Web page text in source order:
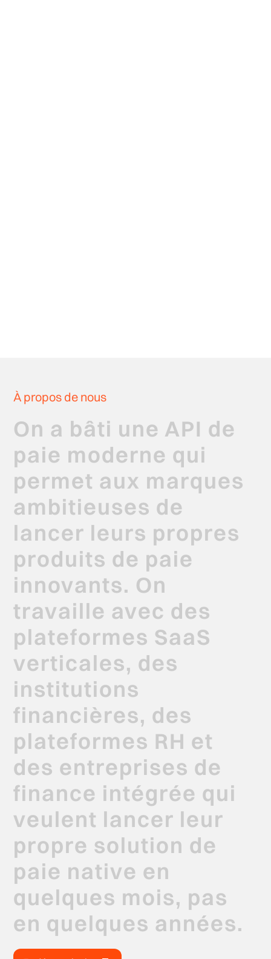
À propos de nous
On a bâti une API de
paie moderne qui
permet aux marques
ambitieuses de
lancer leurs propres
produits de paie
innovants. On
travaille avec des
plateformes SaaS
verticales, des
institutions
financières, des
plateformes RH et
des entreprises de
finance intégrée qui
veulent lancer leur
propre solution de
paie native en
quelques mois, pas
en quelques années.